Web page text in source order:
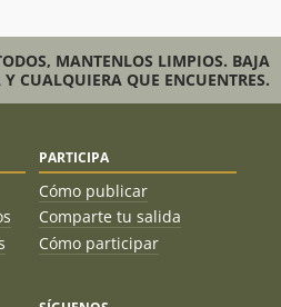
MANTENLOS LIMPIOS. BAJA
CUALQUIERA QUE ENCUENTRES.
PARTICIPA
Cómo publicar
Comparte tu salida
Cómo participar